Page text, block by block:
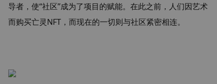
导者，使“社区”成为了项目的赋能。在此之前，人们因艺术
而购买亡灵NFT，而现在的一切则与社区紧密相连。